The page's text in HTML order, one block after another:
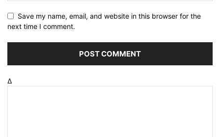
Save my name, email, and website in this browser for the
next time I comment.
Δ